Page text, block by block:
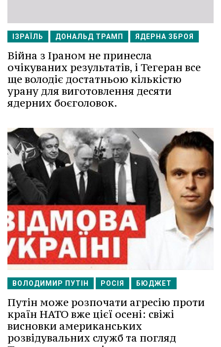
ІЗРАЇЛЬ ДОНАЛЬД ТРАМП ЯДЕРНА ЗБРОЯ
Війна з Іраном не принесла
очікуваних результатів, і Тегеран все
ще володіє достатньою кількістю
урану для виготовлення десяти
ядерних боєголовок.
ВОЛОДИМИР ПУТІН РОСІЯ БЮДЖЕТ
Путін може розпочати агресію проти
країн НАТО вже цієї осені: свіжі
висновки американських
розвідувальних служб та погляд